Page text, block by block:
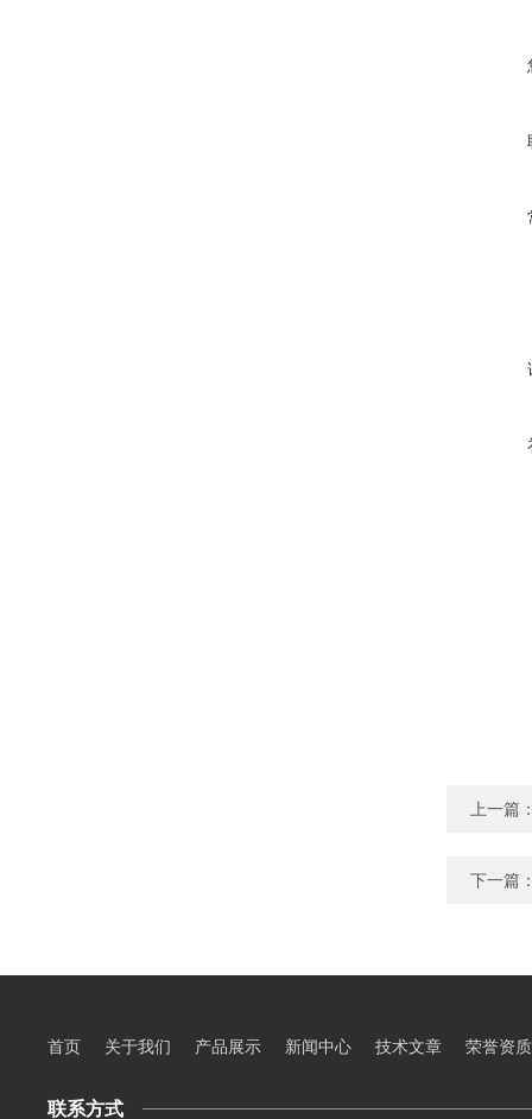
上一篇
下一篇
首页 关于我们 产品展示 新闻中心 技术文章 荣誉资质
联系方式